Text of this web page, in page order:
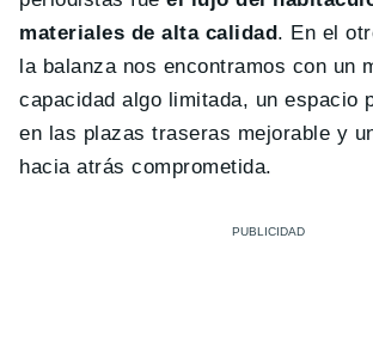
materiales de alta calidad . En el
la balanza nos encontramos con un
capacidad algo limitada, un espacio
en las plazas traseras mejorable y
hacia atrás comprometida.